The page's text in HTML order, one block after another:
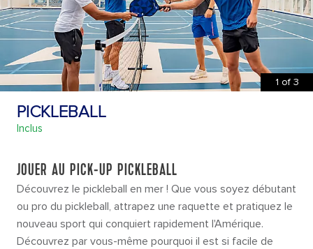
1 of 3
PICKLEBALL
Inclus
JOUER AU PICK-UP PICKLEBALL
Découvrez le pickleball en mer ! Que vous soyez débutant
ou pro du pickleball, attrapez une raquette et pratiquez le
nouveau sport qui conquiert rapidement l'Amérique.
Découvrez par vous-même pourquoi il est si facile de